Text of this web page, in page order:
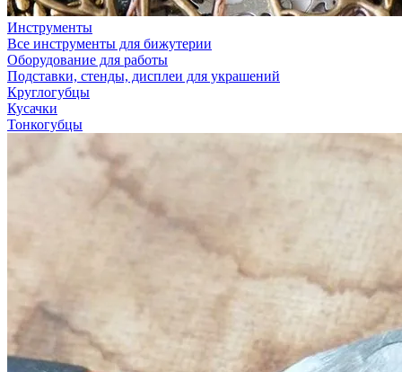
Инструменты
Все инструменты для бижутерии
Оборудование для работы
Подставки, стенды, дисплеи для украшений
Круглогубцы
Кусачки
Тонкогубцы